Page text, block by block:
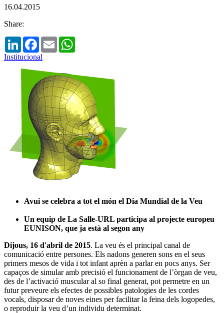
16.04.2015
Share:
LinkedInFacebook
Email
Institucional
Avui se celebra a tot el món el Dia Mundial de la Veu
Un equip de La Salle-URL participa al projecte europeu
EUNISON, que ja està al segon any
Dijous, 16 d'abril de 2015. La veu és el principal canal de
comunicació entre persones. Els nadons generen sons en el seus
primers mesos de vida i tot infant aprèn a parlar en pocs anys. Ser
capaços de simular amb precisió el funcionament de l’òrgan de veu,
des de l’activació muscular al so final generat, pot permetre en un
futur preveure els efectes de possibles patologies de les cordes
vocals, disposar de noves eines per facilitar la feina dels logopedes,
o reproduir la veu d’un individu determinat.